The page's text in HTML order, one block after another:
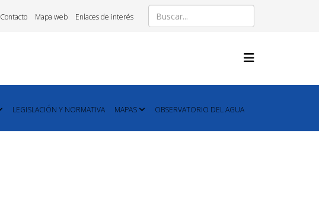
Contacto Mapa web Enlaces de interés
LEGISLACIÓN Y NORMATIVA MAPAS OBSERVATORIO DEL AGUA